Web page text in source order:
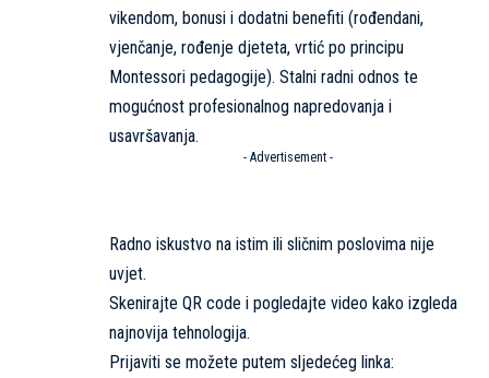
vikendom, bonusi i dodatni benefiti (rođendani,
vjenčanje, rođenje djeteta, vrtić po principu
Montessori pedagogije). Stalni radni odnos te
mogućnost profesionalnog napredovanja i
usavršavanja.
- Advertisement -
Radno iskustvo na istim ili sličnim poslovima nije
uvjet.
Skenirajte QR code i pogledajte video kako izgleda
najnovija tehnologija.
Prijaviti se možete putem sljedećeg linka: